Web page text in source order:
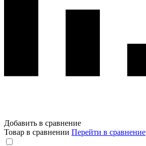
Добавить в сравнение
Товар в сравнении Перейти в сравнение